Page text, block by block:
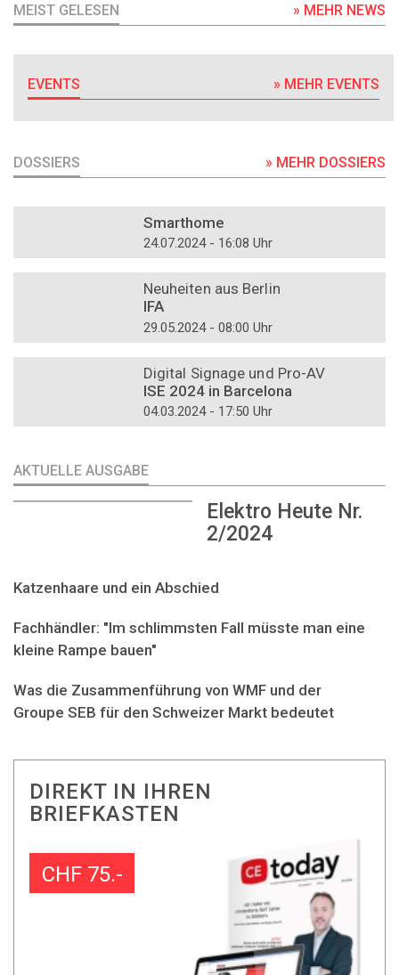
MEIST GELESEN » MEHR NEWS
EVENTS » MEHR EVENTS
DOSSIERS » MEHR DOSSIERS
Smarthome
24.07.2024 - 16:08 Uhr
Neuheiten aus Berlin
IFA
29.05.2024 - 08:00 Uhr
Digital Signage und Pro-AV
ISE 2024 in Barcelona
04.03.2024 - 17:50 Uhr
AKTUELLE AUSGABE
Elektro Heute Nr.
2/2024
Katzenhaare und ein Abschied
Fachhändler: "Im schlimmsten Fall müsste man eine
kleine Rampe bauen"
Was die Zusammenführung von WMF und der
Groupe SEB für den Schweizer Markt bedeutet
DIREKT IN IHREN
BRIEFKASTEN
CHF 75.-